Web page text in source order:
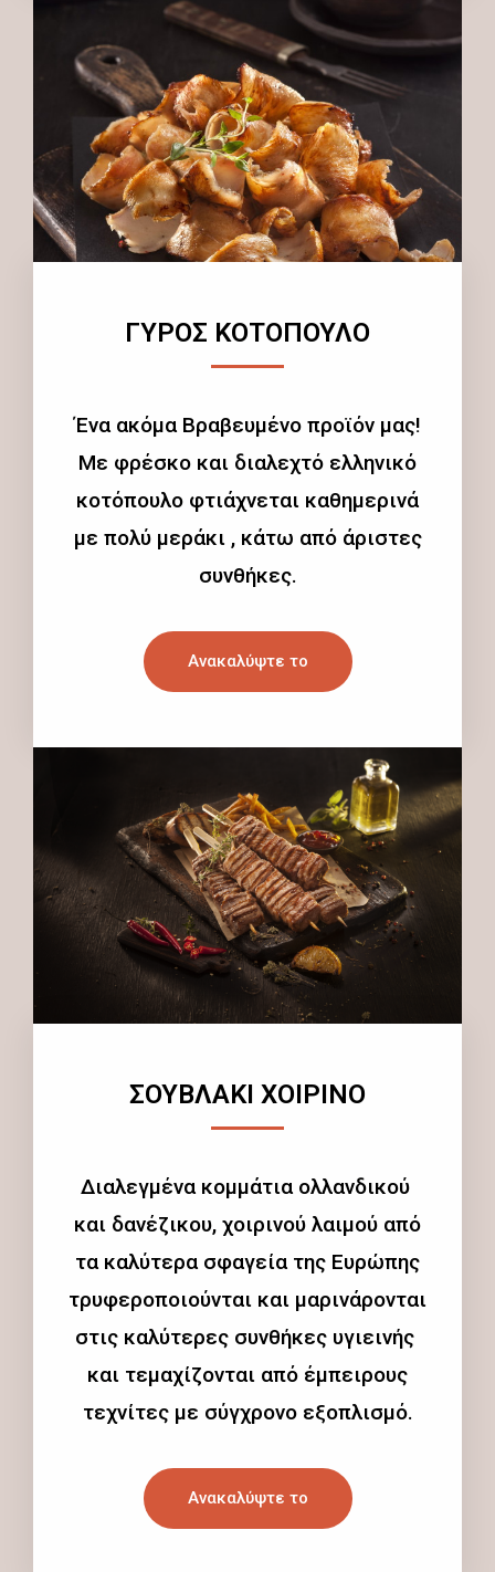
ΓΥΡΟΣ ΚΟΤΟΠΟΥΛΟ
Ένα ακόμα Βραβευμένο προϊόν μας!
Με φρέσκο και διαλεχτό ελληνικό
κοτόπουλο φτιάχνεται καθημερινά
με πολύ μεράκι , κάτω από άριστες
συνθήκες.
Ανακαλύψτε το
ΣΟΥΒΛΑΚΙ ΧΟΙΡΙΝΟ
Διαλεγμένα κομμάτια ολλανδικού
και δανέζικου, χοιρινού λαιμού από
τα καλύτερα σφαγεία της Ευρώπης
τρυφεροποιούνται και μαρινάρονται
στις καλύτερες συνθήκες υγιεινής
και τεμαχίζονται από έμπειρους
τεχνίτες με σύγχρονο εξοπλισμό.
Ανακαλύψτε το